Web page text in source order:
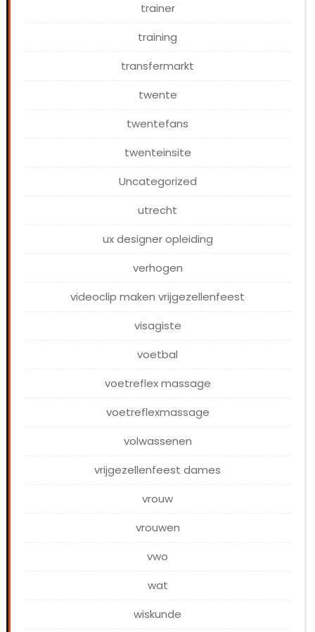
trainer
training
transfermarkt
twente
twentefans
twenteinsite
Uncategorized
utrecht
ux designer opleiding
verhogen
videoclip maken vrijgezellenfeest
visagiste
voetbal
voetreflex massage
voetreflexmassage
volwassenen
vrijgezellenfeest dames
vrouw
vrouwen
vwo
wat
wiskunde